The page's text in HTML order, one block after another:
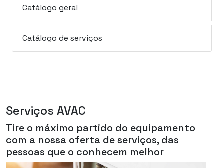
Catálogo geral
Catálogo de serviços
Serviços AVAC
Tire o máximo partido do equipamento
com a nossa oferta de serviços, das
pessoas que o conhecem melhor